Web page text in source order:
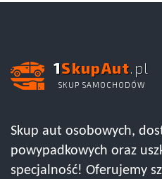
1SkupAut.pl
SKUP SAMOCHODÓW
Skup aut osobowych,
powypadkowych oraz
specjalność! Oferujemy